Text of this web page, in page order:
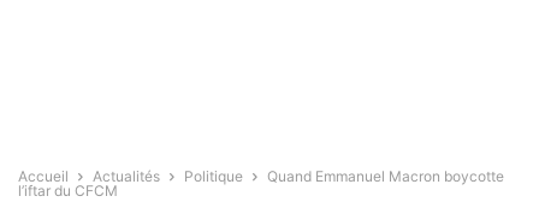
Accueil Actualités Politique
Quand Emmanuel Macron boycotte
l’iftar du CFCM